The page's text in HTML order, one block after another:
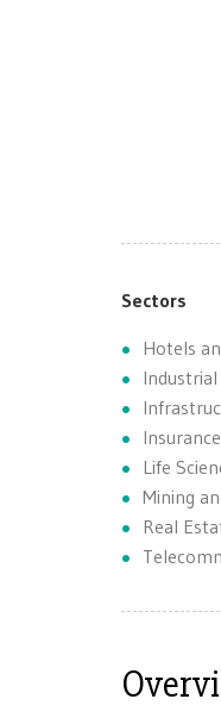
Sectors
Hotels
Life
Mining
Real